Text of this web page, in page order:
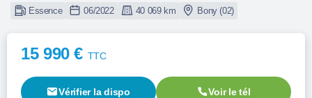
Essence 06/2022 40 069 km Bony (02)
15 990 € TTC
Vérifier la dispo Voir le tél